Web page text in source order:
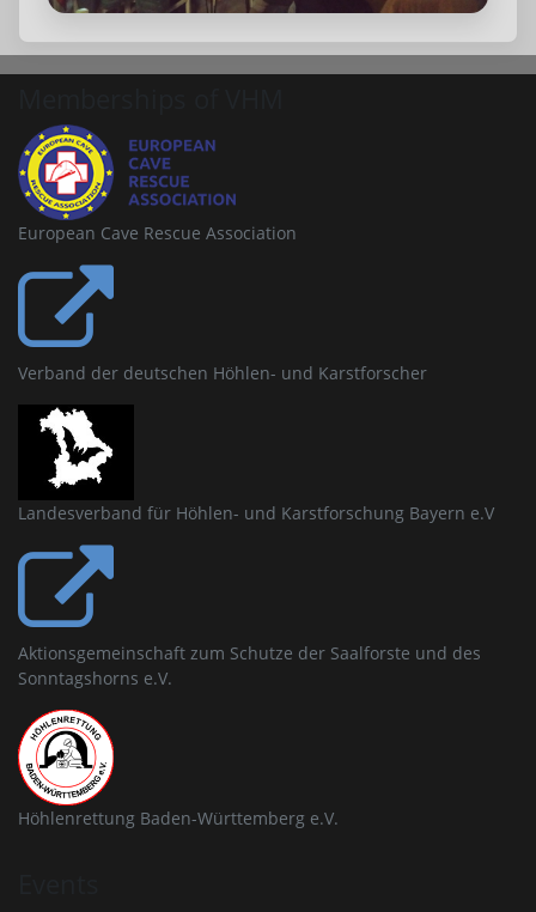
European Cave Rescue Association
Verband der deutschen Höhlen- und Karstforscher
Landesverband für Höhlen- und Karstforschung Bayern e.V
Aktionsgemeinschaft zum Schutze der Saalforste und des
Sonntagshorns e.V.
Höhlenrettung Baden-Württemberg e.V.